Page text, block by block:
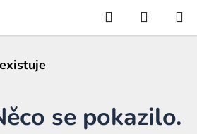
Hledat
KOŠÍK
se pokazilo.